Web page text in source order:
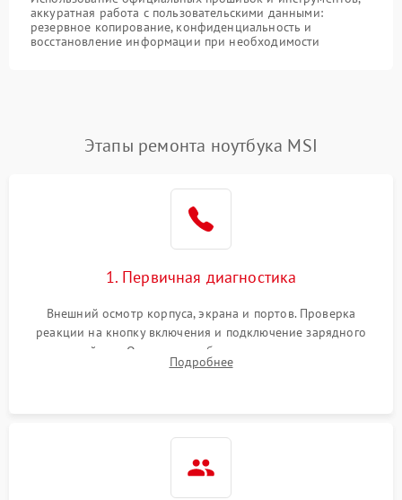
аккуратная работа с пользовательскими данными:
резервное копирование, конфиденциальность и
восстановление информации при необходимости
Этапы ремонта ноутбука MSI
1. Первичная диагностика
Внешний осмотр корпуса, экрана и портов. Проверка
реакции на кнопку включения и подключение зарядного
устройства. Оценка потребления тока с помощью
лабораторного блока питания для локализации проблемы.
Подробнее